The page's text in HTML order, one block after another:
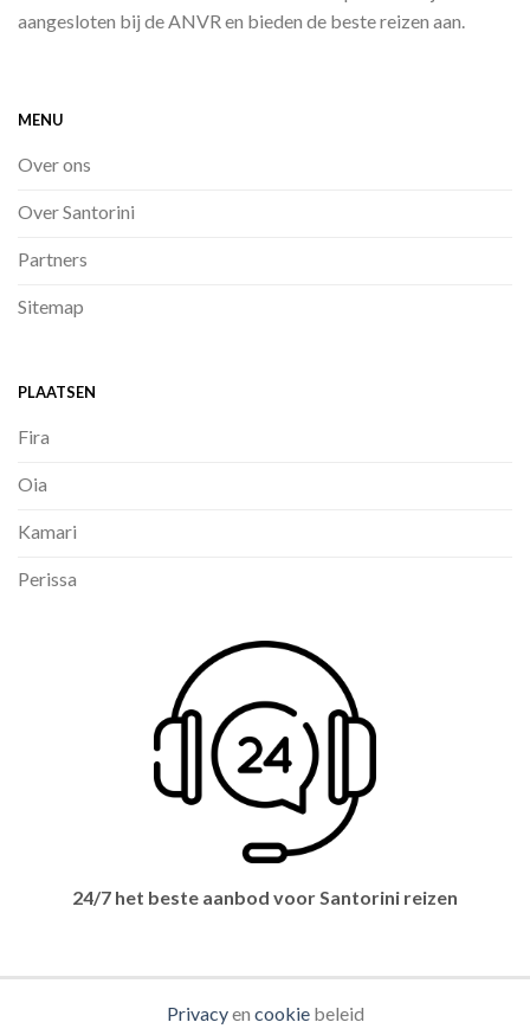
aangesloten bij de ANVR en bieden de beste reizen aan.
MENU
Over ons
Over Santorini
Partners
Sitemap
PLAATSEN
Fira
Oia
Kamari
Perissa
24/7 het beste aanbod voor Santorini reizen
Privacyen cookiebeleid